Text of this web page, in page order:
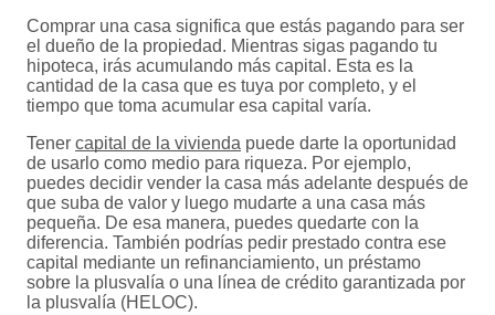
Comprar una casa significa que estás pagando para ser
el dueño de la propiedad. Mientras sigas pagando tu
hipoteca, irás acumulando más capital. Esta es la
cantidad de la casa que es tuya por completo, y el
tiempo que toma acumular esa capital varía.
Tener capital de la vivienda puede darte la oportunidad
de usarlo como medio para riqueza. Por ejemplo,
puedes decidir vender la casa más adelante después de
que suba de valor y luego mudarte a una casa más
pequeña. De esa manera, puedes quedarte con la
diferencia. También podrías pedir prestado contra ese
capital mediante un refinanciamiento, un préstamo
sobre la plusvalía o una línea de crédito garantizada por
la plusvalía (HELOC).